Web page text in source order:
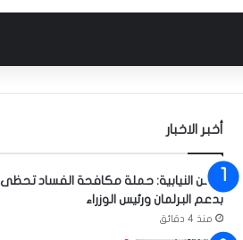
أخبر الاخبار
الأمن النيابية: حملة مكافحة الفساد تحظى
بدعم البرلمان ورئيس الوزراء
منذ 4 دقائق